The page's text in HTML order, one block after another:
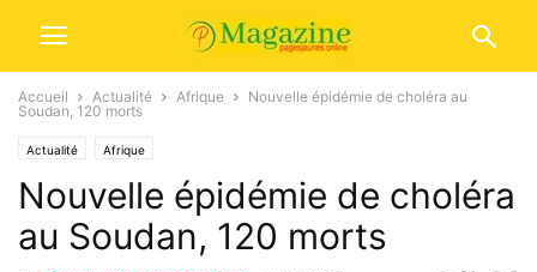
Accueil Actualité Afrique
Nouvelle épidémie de choléra au
Soudan, 120 morts
Actualité Afrique
Nouvelle épidémie de choléra
au Soudan, 120 morts